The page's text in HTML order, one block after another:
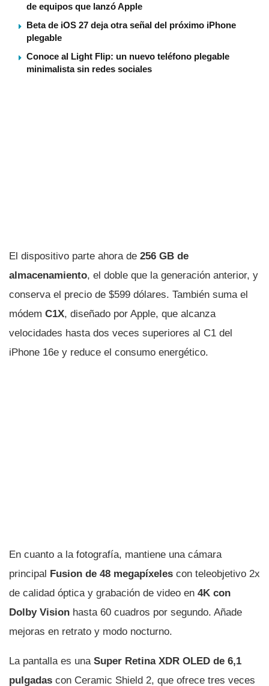
de equipos que lanzó Apple
Beta de iOS 27 deja otra señal del próximo iPhone
plegable
Conoce al Light Flip: un nuevo teléfono plegable
minimalista sin redes sociales
El dispositivo parte ahora de 256 GB de
almacenamiento, el doble que la generación anterior, y
conserva el precio de $599 dólares. También suma el
módem C1X, diseñado por Apple, que alcanza
velocidades hasta dos veces superiores al C1 del
iPhone 16e y reduce el consumo energético.
En cuanto a la fotografía, mantiene una cámara
principal Fusion de 48 megapíxeles con teleobjetivo 2x
de calidad óptica y grabación de video en 4K con
Dolby Vision hasta 60 cuadros por segundo. Añade
mejoras en retrato y modo nocturno.
La pantalla es una Super Retina XDR OLED de 6,1
pulgadas con Ceramic Shield 2, que ofrece tres veces